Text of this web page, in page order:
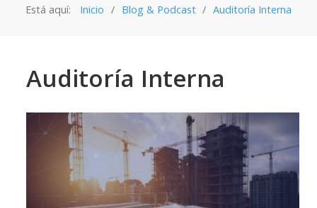
Está aquí: Inicio Blog & Podcast Auditoría Interna
Auditoría Interna